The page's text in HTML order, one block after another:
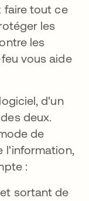
faire tout ce
les
les
vous aide
d'un
deux.
de
l'information,
:
sortant de